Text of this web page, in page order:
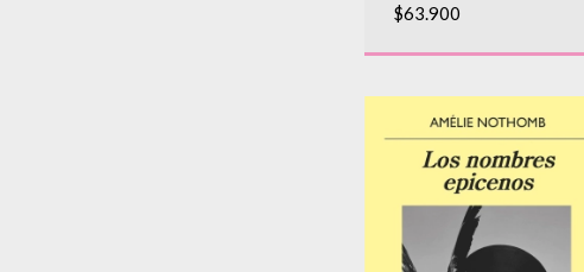
$63.900